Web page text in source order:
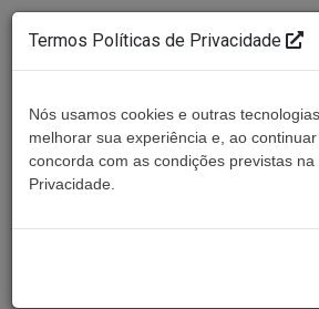
Resultados
Termos Políticas de Privacidade
Nós usamos cookies e outras
melhorar sua experiência e, ao
concorda com as condições previstas
Privacidade.